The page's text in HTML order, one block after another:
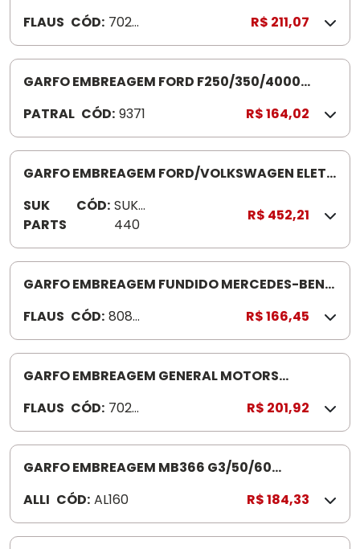
FLAUS CÓD: 7020
29
R$ 211,07
GARFO EMBREAGEM FORD F250/350/4000
PATRAL CÓD: 9371 R$ 164,02
GARFO EMBREAGEM FORD/VOLKSWAGEN ELET
SUK
PARTS
CÓD: SUK
440
R$ 452,21
GARFO EMBREAGEM FUNDIDO MERCEDES-BENZ
FLAUS CÓD: 8080
05
R$ 166,45
GARFO EMBREAGEM GENERAL MOTORS
FLAUS CÓD: 7020
30
R$ 201,92
GARFO EMBREAGEM MB366 G3/50/60
ALLI CÓD: AL160 R$ 184,33